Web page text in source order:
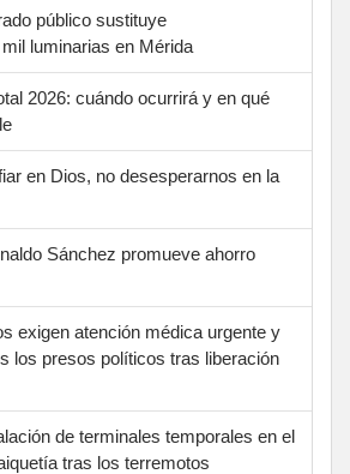
público sustituye
luminarias en Mérida
2026: cuándo ocurrirá y en qué
en Dios, no desesperarnos en la
Sánchez promueve ahorro
exigen atención médica urgente y
los presos políticos tras liberación
de terminales temporales en el
tras los terremotos